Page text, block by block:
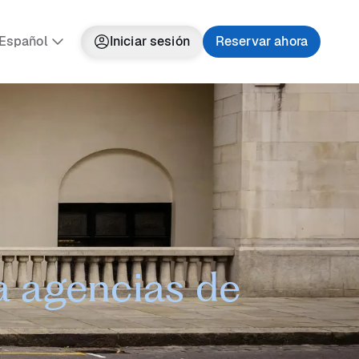
Iniciar sesión Reservar ahora
agencias de